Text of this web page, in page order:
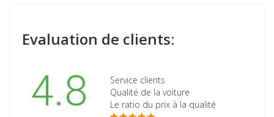
Evaluation de clients:
4.8
Service clients
Qualité de la voiture
Le ratio du prix à la qualité